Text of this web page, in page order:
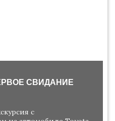
СВИДАНИЕ
с